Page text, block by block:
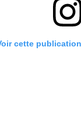
cette